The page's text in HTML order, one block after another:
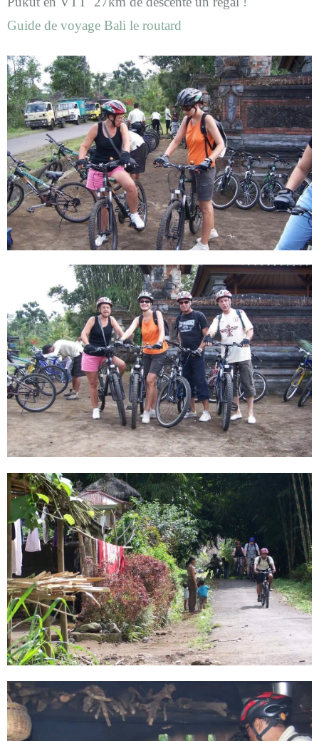
Guide de voyage Bali le routard